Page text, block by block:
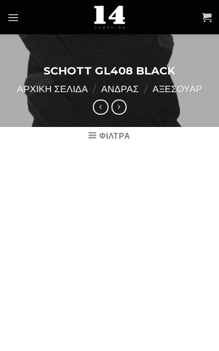
SCHOTT GL408 BLACK
ΑΡΧΙΚΉ ΣΕΛΊΔΑ / ΑΝΔΡΑΣ / ΑΞΕΣΟΥΑΡ
ΦΙΛΤΡΑ